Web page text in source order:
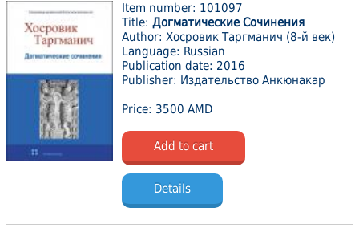
Item number: 101097
Title: Догматические Сочинения
Author: Хосровик Таргманич (8-й век)
Language: Russian
Publication date: 2016
Publisher: Издательство Анкюнакар
Price: 3500 AMD
Add to cart
Details